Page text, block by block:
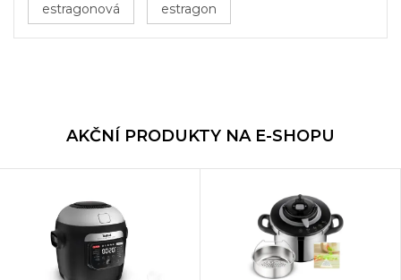
estragonová estragon
AKČNÍ PRODUKTY NA E-SHOPU